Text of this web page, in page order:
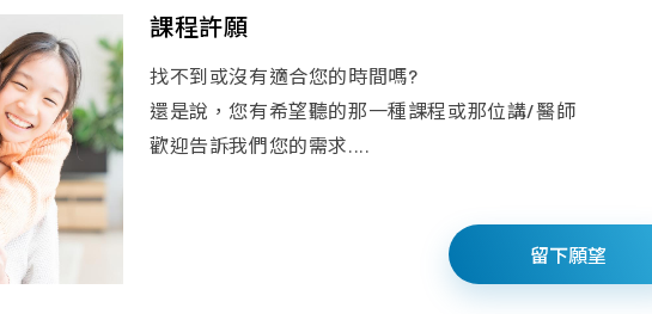
課程許願
找不到或沒有適合您的時間嗎?
還是說，您有希望聽的那一種課程或那位講/醫師
歡迎告訴我們您的需求....
留下願望